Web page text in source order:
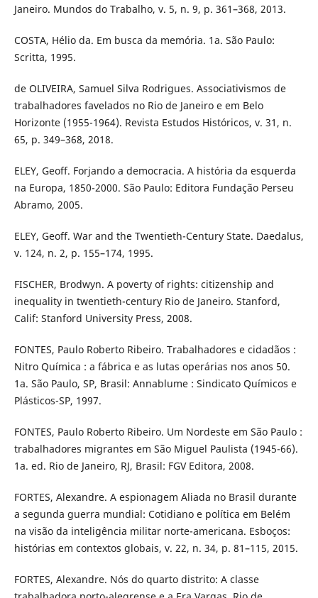
Janeiro. Mundos do Trabalho, v. 5, n. 9, p. 361–368, 2013.
COSTA, Hélio da. Em busca da memória. 1a. São Paulo:
Scritta, 1995.
de OLIVEIRA, Samuel Silva Rodrigues. Associativismos de
trabalhadores favelados no Rio de Janeiro e em Belo
Horizonte (1955-1964). Revista Estudos Históricos, v. 31, n.
65, p. 349–368, 2018.
ELEY, Geoff. Forjando a democracia. A história da esquerda
na Europa, 1850-2000. São Paulo: Editora Fundação Perseu
Abramo, 2005.
ELEY, Geoff. War and the Twentieth-Century State. Daedalus,
v. 124, n. 2, p. 155–174, 1995.
FISCHER, Brodwyn. A poverty of rights: citizenship and
inequality in twentieth-century Rio de Janeiro. Stanford,
Calif: Stanford University Press, 2008.
FONTES, Paulo Roberto Ribeiro. Trabalhadores e cidadãos :
Nitro Química : a fábrica e as lutas operárias nos anos 50.
1a. São Paulo, SP, Brasil: Annablume : Sindicato Químicos e
Plásticos-SP, 1997.
FONTES, Paulo Roberto Ribeiro. Um Nordeste em São Paulo :
trabalhadores migrantes em São Miguel Paulista (1945-66).
1a. ed. Rio de Janeiro, RJ, Brasil: FGV Editora, 2008.
FORTES, Alexandre. A espionagem Aliada no Brasil durante
a segunda guerra mundial: Cotidiano e política em Belém
na visão da inteligência militar norte-americana. Esboços:
histórias em contextos globais, v. 22, n. 34, p. 81–115, 2015.
FORTES, Alexandre. Nós do quarto distrito: A classe